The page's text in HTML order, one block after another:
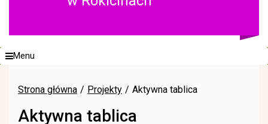
Menu
Strona główna Projekty Aktywna tablica
Aktywna tablica